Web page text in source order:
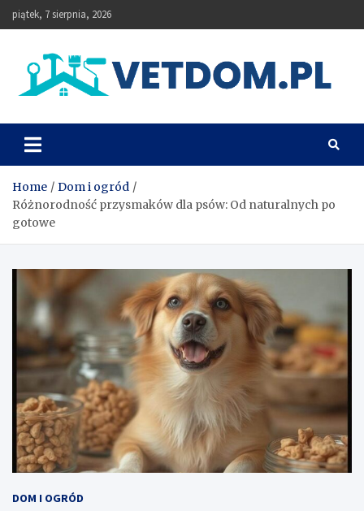
Skip
to
piątek, 7 sierpnia, 2026
Vetdom
Home
Dom i ogród
Różnorodność przysmaków dla psów: Od naturalnych po
gotowe
DOM I OGRÓD